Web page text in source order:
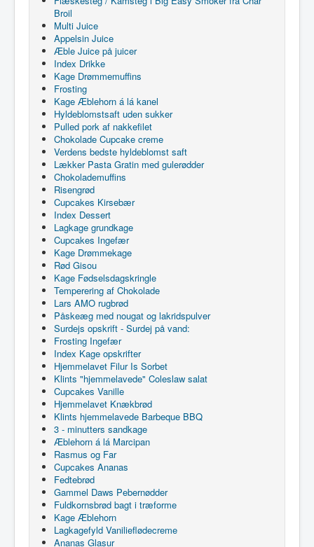
Broil
Multi Juice
Appelsin Juice
Æble Juice på juicer
Index Drikke
Kage Drømmemuffins
Frosting
Kage Æblehorn á lá kanel
Hyldeblomstsaft uden sukker
Pulled pork af nakkefilet
Chokolade Cupcake creme
Verdens bedste hyldeblomst saft
Lækker Pasta Gratin med gulerødder
Chokolademuffins
Risengrød
Cupcakes Kirsebær
Index Dessert
Lagkage grundkage
Cupcakes Ingefær
Kage Drømmekage
Rød Gisou
Kage Fødselsdagskringle
Temperering af Chokolade
Lars AMO rugbrød
Påskeæg med nougat og lakridspulver
Surdejs opskrift - Surdej på vand:
Frosting Ingefær
Index Kage opskrifter
Hjemmelavet Filur Is Sorbet
Klints "hjemmelavede" Coleslaw salat
Cupcakes Vanille
Hjemmelavet Knækbrød
Klints hjemmelavede Barbeque BBQ
3 - minutters sandkage
Æblehorn á lá Marcipan
Rasmus og Far
Cupcakes Ananas
Fedtebrød
Gammel Daws Pebernødder
Fuldkornsbrød bagt i træforme
Kage Æblehorn
Lagkagefyld Vanilieflødecreme
Ananas Glasur